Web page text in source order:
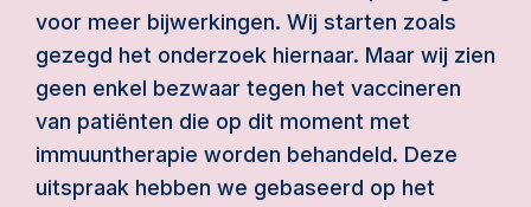
voor meer bijwerkingen. Wij starten zoals
gezegd het onderzoek hiernaar. Maar wij zien
geen enkel bezwaar tegen het vaccineren
van patiënten die op dit moment met
immuuntherapie worden behandeld. Deze
uitspraak hebben we gebaseerd op het